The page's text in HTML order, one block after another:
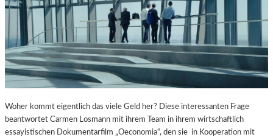
Woher kommt eigentlich das viele Geld her? Diese interessanten Frage
beantwortet Carmen Losmann mit ihrem Team in ihrem wirtschaftlich
essayistischen Dokumentarfilm „Oeconomia“, den sie in Kooperation mit